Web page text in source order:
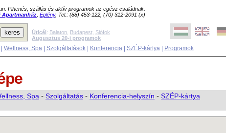
Pihenés, szállás és aktív programok az egész családnak.
Apartmanház Eplény, Tel.: (88) 453-122, (70) 312-2091 (x)
Úticél: Balaton Budapest Siófok
Augusztus 20-i programok
Wellness, Spa Szolgáltatások Konferencia SZÉP-kártya Programok
Spa - Szolgáltatás - Konferencia-helyszín - SZÉP-kártya